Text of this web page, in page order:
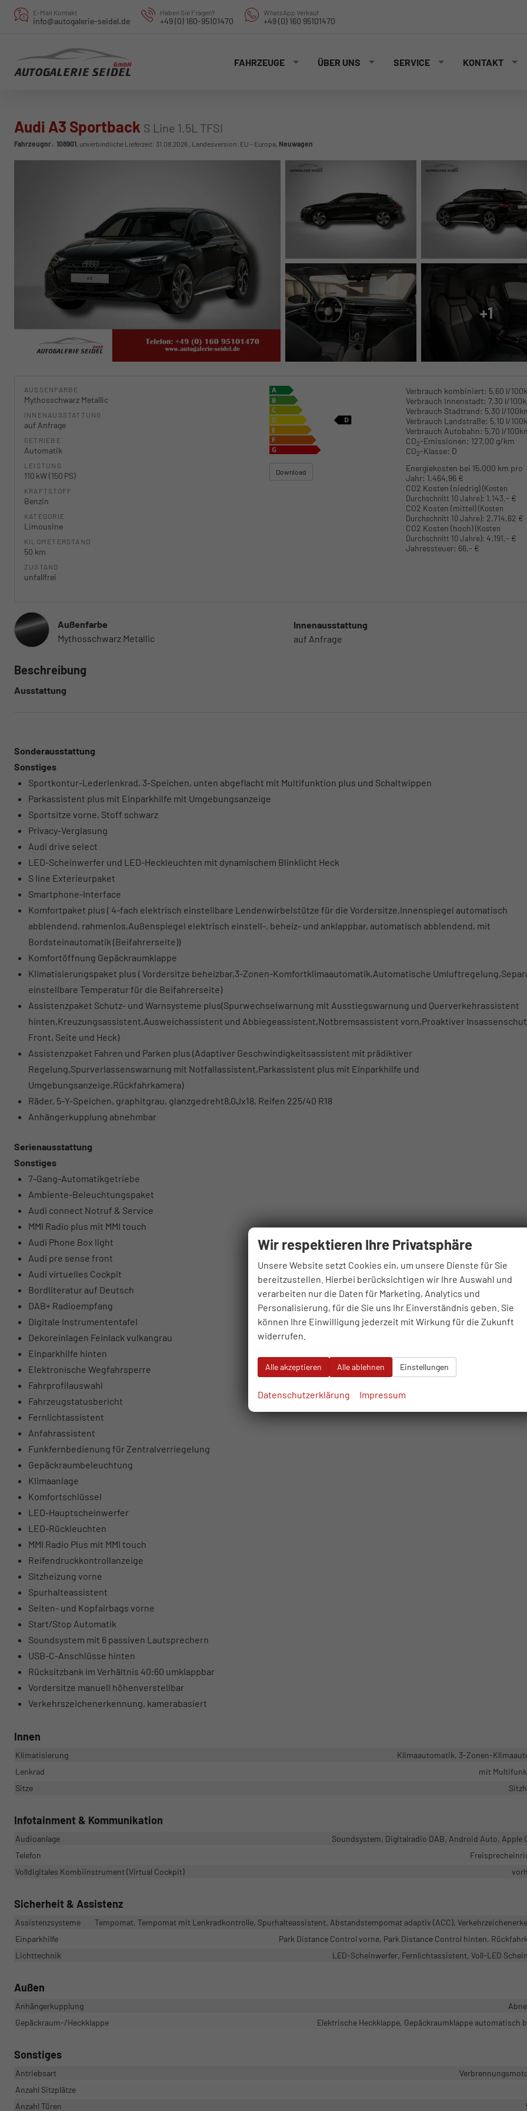
E-Mail Kontakt
info@autogalerie-seidel.de
Haben Sie Fragen?
+49 (0) 160-95101470
WhatsApp Verkauf
+49 (0) 160 95101470
FAHRZEUGE ÜBER UNS SERVICE KONTAKT
Audi A3 Sportback S Line 1.5L TFSI
Fahrzeugnr.: 108901, unverbindliche Lieferzeit: 31.08.2026 , Landesversion: EU - Europa, Neuwagen
+1
AUSSENFARBE
Mythosschwarz Metallic
INNENAUSSTATTUNG
auf Anfrage
GETRIEBE
Automatik
LEISTUNG
110 kW (150 PS)
KRAFTSTOFF
Benzin
KATEGORIE
Limousine
KILOMETERSTAND
50 km
ZUSTAND
unfallfrei
Verbrauch kombiniert: 5,60 l/
Verbrauch Innenstadt: 7,30 l/
Verbrauch Stadtrand: 5,30 l/
Verbrauch Landstraße: 5,10 l/
Verbrauch Autobahn: 5,70 l/
CO2-Emissionen: 127,00 g/km
CO2-Klasse: D
Download
Energiekosten bei 15.000 km pro
Jahr: 1.464,96 €
CO2 Kosten (niedrig)(Kosten
Durchschnitt 10 Jahre): 1.143,- €
CO2 Kosten (mittel)(Kosten
Durchschnitt 10 Jahre): 2.714,62 €
CO2 Kosten (hoch)(Kosten
Durchschnitt 10 Jahre): 4.191,- €
Jahressteuer: 66,- €
Außenfarbe
Mythosschwarz Metallic
Innenausstattung
auf Anfrage
Beschreibung
Ausstattung
Sonderausstattung
Sonstiges
Sportkontur-Lederlenkrad, 3-Speichen, unten abgeflacht mit Multifunktion plus und Schaltwippen
Parkassistent plus mit Einparkhilfe mit Umgebungsanzeige
Sportsitze vorne, Stoff schwarz
Privacy-Verglasung
Audi drive select
LED-Scheinwerfer und LED-Heckleuchten mit dynamischem Blinklicht Heck
S line Exterieurpaket
Smartphone-Interface
Komfortpaket plus ( 4-fach elektrisch einstellbare Lendenwirbelstütze für die Vordersitze,Innenspiegel automatisch
abblendend, rahmenlos,Außenspiegel elektrisch einstell-, beheiz- und anklappbar, automatisch abblendend, mit
Bordsteinautomatik (Beifahrerseite))
Komfortöffnung Gepäckraumklappe
Klimatisierungspaket plus ( Vordersitze beheizbar,3-Zonen-Komfortklimaautomatik,Automatische
einstellbare Temperatur für die Beifahrerseite)
Assistenzpaket Schutz- und Warnsysteme plus(Spurwechselwarnung mit Ausstiegswarnung und Querverkehrassistent
hinten,Kreuzungsassistent,Ausweichassistent und Abbiegeassistent,Notbremsassistent vorn,Proaktiver
Front, Seite und Heck)
Assistenzpaket Fahren und Parken plus (Adaptiver Geschwindigkeitsassistent mit prädiktiver
Regelung,Spurverlassenswarnung mit Notfallassistent,Parkassistent plus mit Einparkhilfe und
Umgebungsanzeige,Rückfahrkamera)
Räder, 5-Y-Speichen, graphitgrau, glanzgedreht8,0Jx18, Reifen 225/40 R18
Anhängerkupplung abnehmbar
Serienausstattung
Sonstiges
7-Gang-Automatikgetriebe
Ambiente-Beleuchtungspaket
Audi connect Notruf & Service
MMI Radio plus mit MMI touch
Audi Phone Box light
Audi pre sense front
Audi virtuelles Cockpit
Bordliteratur auf Deutsch
DAB+ Radioempfang
Digitale Instrumententafel
Dekoreinlagen Feinlack vulkangrau
Einparkhilfe hinten
Elektronische Wegfahrsperre
Fahrprofilauswahl
Fahrzeugstatusbericht
Fernlichtassistent
Anfahrassistent
Funkfernbedienung für Zentralverriegelung
Gepäckraumbeleuchtung
Klimaanlage
Komfortschlüssel
LED-Hauptscheinwerfer
LED-Rückleuchten
MMI Radio Plus mit MMI touch
Reifendruckkontrollanzeige
Sitzheizung vorne
Spurhalteassistent
Seiten- und Kopfairbags vorne
Start/Stop Automatik
Soundsystem mit 6 passiven Lautsprechern
USB-C-Anschlüsse hinten
Rücksitzbank im Verhältnis 40:60 umklappbar
Vordersitze manuell höhenverstellbar
Verkehrszeichenerkennung, kamerabasiert
Innen
Klimatisierung
Klimaautomatik, 3-Zonen-
Lenkrad
mit
Sitze
Infotainment & Kommunikation
Audioanlage
Soundsystem, Digitalradio DAB, Android Auto, Apple
Telefon
Volldigitales Kombiinstrument (Virtual Cockpit)
Sicherheit & Assistenz
Assistenzsysteme
Tempomat, Tempomat mit Lenkradkontrolle, Spurhalteassistent, Abstandstempomat adaptiv (ACC),
Einparkhilfe
Park Distance Control vorne, Park Distance Control hinten,
Lichttechnik
LED-Scheinwerfer, Fernlichtassistent, Voll-LED
Außen
Anhängerkupplung
Gepäckraum-/Heckklappe
Elektrische Heckklappe, Gepäckraumklappe automatisch
Sonstiges
Antriebsart
Anzahl Sitzplätze
Anzahl Türen
Wir respektieren Ihre Privatsphäre
Unsere Website setzt Cookies ein, um unsere Dienste für Sie
bereitzustellen. Hierbei berücksichtigen wir Ihre Auswahl und
verarbeiten nur die Daten für Marketing, Analytics und
Personalisierung, für die Sie uns Ihr Einverständnis geben. Sie
können Ihre Einwilligung jederzeit mit Wirkung für die Zukunft
widerrufen.
Alle akzeptieren Alle ablehnen Einstellungen
Datenschutzerklärung Impressum